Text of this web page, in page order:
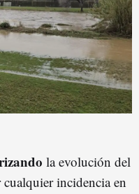
la evolución del
incidencia en